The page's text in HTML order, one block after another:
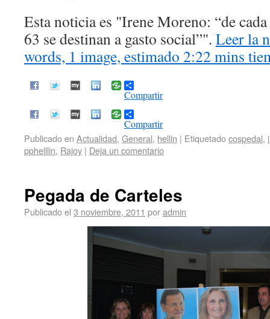
Esta noticia es Irene Moreno: “de
63 se destinan a gasto social” . Leer la
words, 1 image, estimado 2:22 mins
Compartir
Compartir
Publicado en Actualidad, General, hellin | Etiquetadocospedal,
pphelllin, Rajoy | Deja un comentario
Pegada de Carteles
Publicado el 3 noviembre, 2011 poradmin